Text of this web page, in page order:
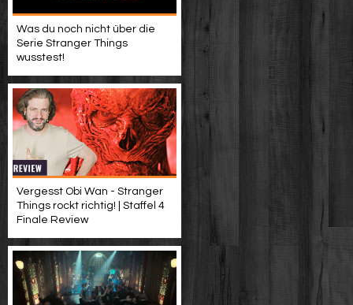
Was du noch nicht über die
Serie Stranger Things
wusstest!
Vergesst Obi Wan - Stranger
Things rockt richtig! | Staffel 4
Finale Review